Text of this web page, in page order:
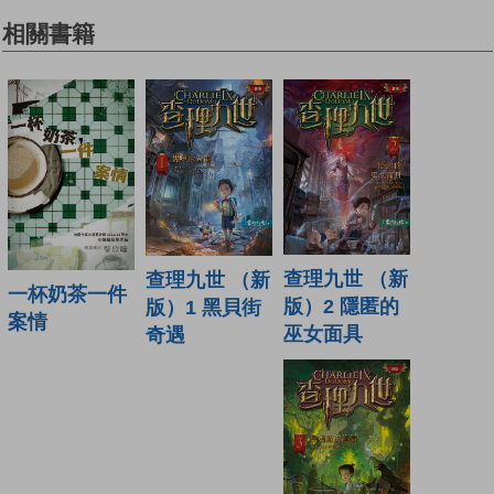
相關書籍
一杯奶茶一件
案情
查理九世 （新
版）1 黑貝街
奇遇
查理九世 （新
版）2 隱匿的
巫女面具